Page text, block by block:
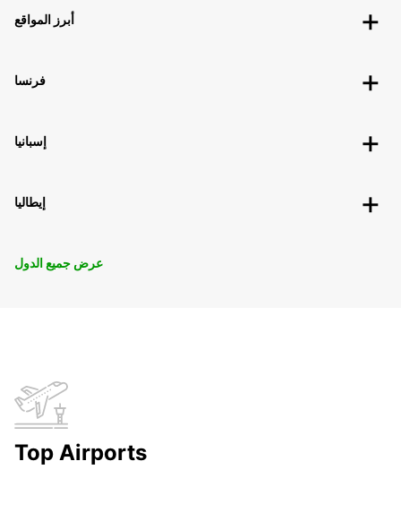
أبرز المواقع
فرنسا
إسبانيا
إيطاليا
عرض جميع الدول
Top Airports